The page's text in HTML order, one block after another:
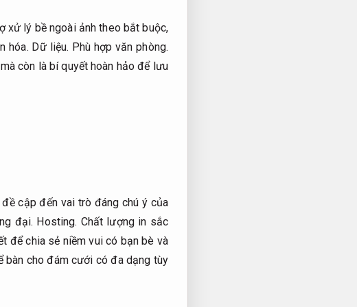
xử lý bề ngoài ảnh theo bắt buộc,
hóa. Dữ liệu. Phù hợp văn phòng.
còn là bí quyết hoàn hảo để lưu
cập đến vai trò đáng chú ý của
đại. Hosting. Chất lượng in sắc
để chia sẻ niềm vui có bạn bè và
bàn cho đám cưới có đa dạng tùy